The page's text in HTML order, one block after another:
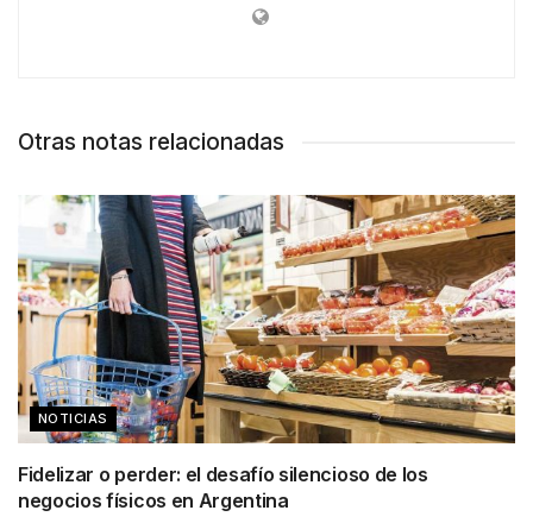
Otras notas relacionadas
NOTICIAS
Fidelizar o perder: el desafío silencioso de los
negocios físicos en Argentina